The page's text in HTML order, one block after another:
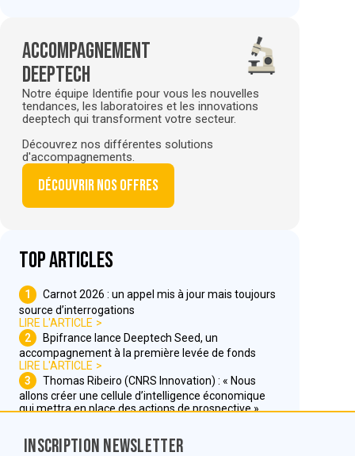
Accompagnement
deeptech
Notre équipe Identifie pour vous les nouvelles
tendances, les laboratoires et les innovations
deeptech qui transforment votre secteur.
Découvrez nos différentes solutions
d'accompagnements.
Découvrir nos offres
Top articles
1
Carnot 2026 : un appel mis à jour mais toujours
source d’interrogations
LIRE L'ARTICLE
2
Bpifrance lance Deeptech Seed, un
accompagnement à la première levée de fonds
LIRE L'ARTICLE
3
Thomas Ribeiro (CNRS Innovation) : « Nous
allons créer une cellule d’intelligence économique
qui mettra en place des actions de prospective »
Inscription Newsletter